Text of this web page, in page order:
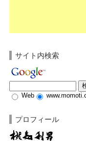
サイト内検索
Web
プロフィール